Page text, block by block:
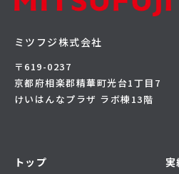
ミツフジ株式会社
〒619-0237
京都府相楽郡精華町光台1丁目7
けいはんなプラザ ラボ棟13階
トップ 実